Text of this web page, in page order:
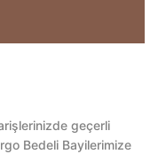
geçerli
Bedeli Bayilerimize